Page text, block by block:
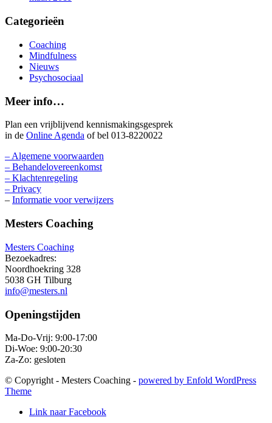
Categorieën
Coaching
Mindfulness
Nieuws
Psychosociaal
Meer info…
Plan een vrijblijvend kennismakingsgesprek
in de Online Agenda of bel 013-8220022
– Algemene voorwaarden
– Behandelovereenkomst
– Klachtenregeling
– Privacy
– Informatie voor verwijzers
Mesters Coaching
Mesters Coaching
Bezoekadres:
Noordhoekring 328
5038 GH Tilburg
info@mesters.nl
Openingstijden
Ma-Do-Vrij: 9:00-17:00
Di-Woe: 9:00-20:30
Za-Zo: gesloten
© Copyright - Mesters Coaching - powered by Enfold WordPress
Theme
Link naar Facebook